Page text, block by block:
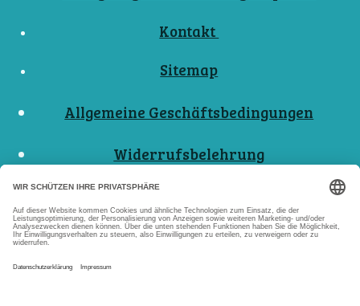
Kontakt
Sitemap
Allgemeine Geschäftsbedingungen
Widerrufsbelehrung
Nutzungsbedingungen
Datenschutzerklärungen